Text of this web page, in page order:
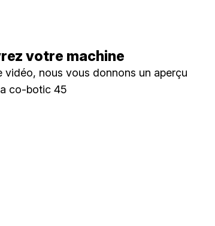
votre machine
vidéo, nous vous donnons un aperçu
co-botic 45